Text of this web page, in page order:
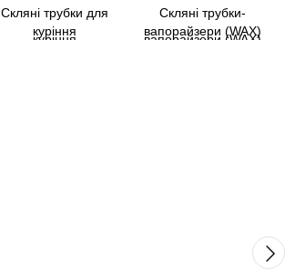
Скляні трубки для
куріння
Скляні трубки-
вапорайзери (WAX)